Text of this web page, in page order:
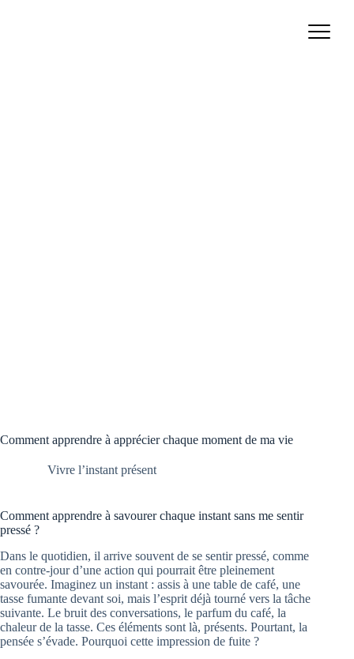
Comment apprendre à apprécier chaque moment de ma vie
Vivre l’instant présent
Comment apprendre à savourer chaque instant sans me sentir
pressé ?
Dans le quotidien, il arrive souvent de se sentir pressé, comme
en contre-jour d’une action qui pourrait être pleinement
savourée. Imaginez un instant : assis à une table de café, une
tasse fumante devant soi, mais l’esprit déjà tourné vers la tâche
suivante. Le bruit des conversations, le parfum du café, la
chaleur de la tasse. Ces éléments sont là, présents. Pourtant, la
pensée s’évade. Pourquoi cette impression de fuite ?